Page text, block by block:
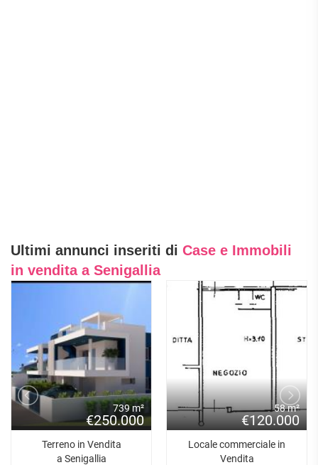
Ultimi annunci inseriti di Case e Immobili
in vendita a Senigallia
739 m²
€250.000
Terreno in Vendita
a Senigallia
58 m²
€120.000
Locale commerciale in
Vendita